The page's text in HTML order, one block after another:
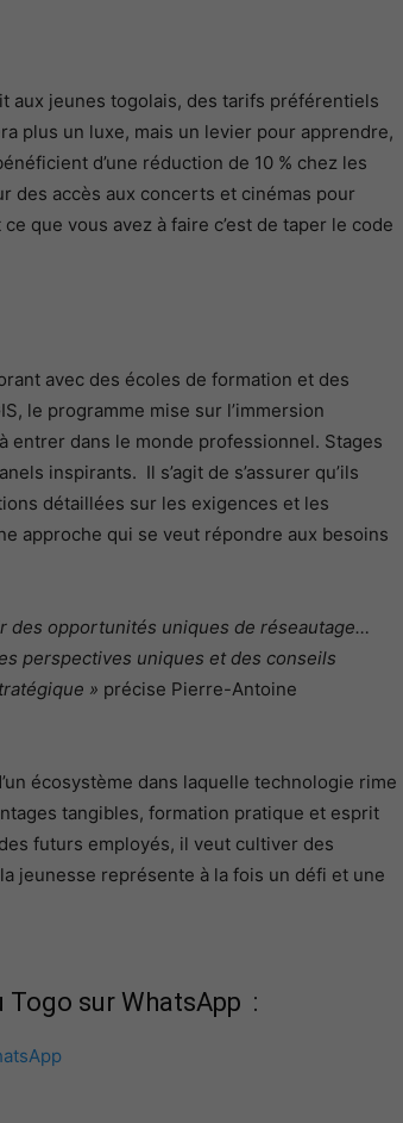
aux jeunes togolais, des tarifs préférentiels
plus un luxe, mais un levier pour apprendre,
d’une réduction de 10 % chez les
des accès aux concerts et cinémas pour
que vous avez à faire c’est de taper le code
avec des écoles de formation et des
le programme mise sur l’immersion
entrer dans le monde professionnel. Stages
inspirants. Il s’agit de s’assurer qu’ils
détaillées sur les exigences et les
approche qui se veut répondre aux besoins
des opportunités uniques de réseautage…
perspectives uniques et des conseils
» précise Pierre-Antoine
écosystème dans laquelle technologie rime
tangibles, formation pratique et esprit
futurs employés, il veut cultiver des
jeunesse représente à la fois un défi et une
Togo sur WhatsApp :